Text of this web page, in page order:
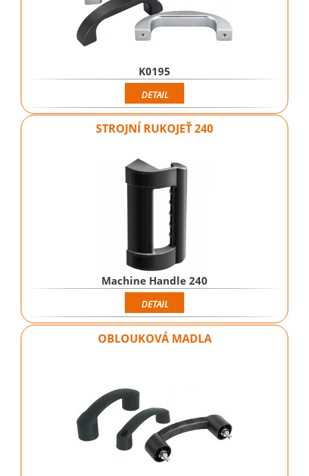
K0195
DETAIL
STROJNÍ RUKOJEŤ 240
Machine Handle 240
DETAIL
OBLOUKOVÁ MADLA